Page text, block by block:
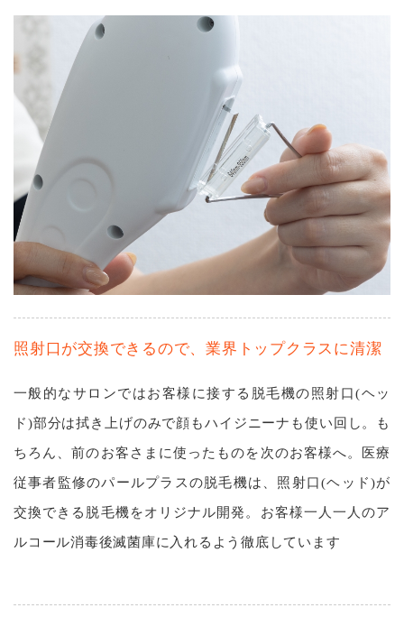
照射⼝が交換できるので、業界トップクラスに清潔
⼀般的なサロンではお客様に接する脱毛機の照射口(ヘッ
ド)部分は拭き上げのみで顔もハイジニーナも使い回し。も
ちろん、前のお客さまに使ったものを次のお客様へ。医療
従事者監修のパールプラスの脱⽑機は、照射口(ヘッド)が
交換できる脱⽑機をオリジナル開発。お客様一人一人のア
ルコール消毒後滅菌庫に入れるよう徹底しています